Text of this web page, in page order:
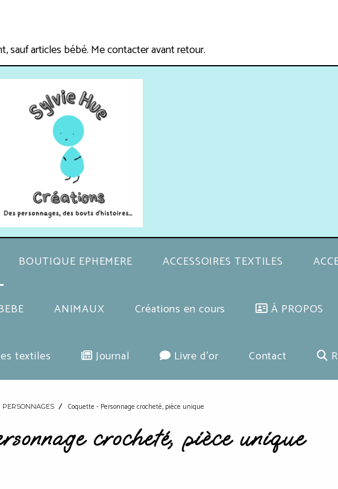
sauf articles bébé. Me contacter avant retour.
BOUTIQUE EPHEMERE ACCESSOIRES TEXTILES
ANIMAUX Créations en cours À PROPOS
textiles Journal Livre d'or Contact
PERSONNAGES Coquette - Personnage crocheté, pièce unique
crocheté, pièce unique